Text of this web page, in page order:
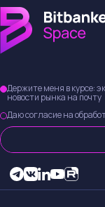
Держите меня в курсе:
новости рынка на почту
Даю согласие на